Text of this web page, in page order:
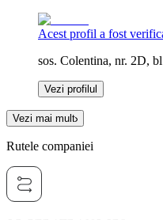
Acest profil a fost
sos. Colentina, nr. 2D,
Vezi profilul
Vezi mai mult
Rutele companiei